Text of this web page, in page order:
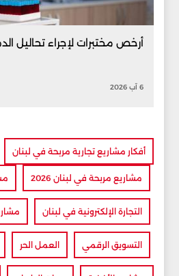
أرخص مختبرات لإجراء تحاليل
6 آب 2026
أفكار مشاريع تجارية مربحة في لبنان
مشاريع مربحة في لبنان 2026
التجارة الإلكترونية في لبنان
التسويق الرقمي العمل الحر